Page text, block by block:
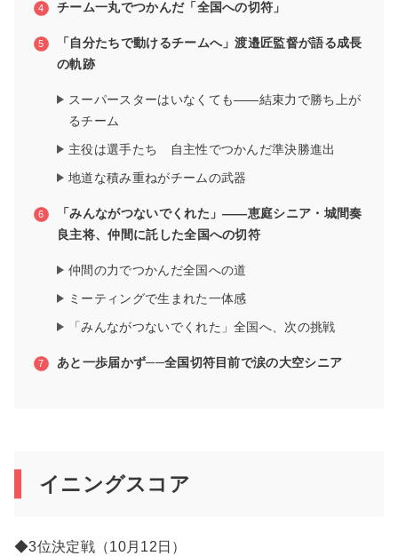
チーム一丸でつかんだ「全国への切符」
「自分たちで動けるチームへ」渡邉匠監督が語る成長
の軌跡
スーパースターはいなくても——結束力で勝ち上が
るチーム
主役は選手たち 自主性でつかんだ準決勝進出
地道な積み重ねがチームの武器
「みんながつないでくれた」——恵庭シニア・城間奏
良主将、仲間に託した全国への切符
仲間の力でつかんだ全国への道
ミーティングで生まれた一体感
「みんながつないでくれた」全国へ、次の挑戦
あと一歩届かず──全国切符目前で涙の大空シニア
イニングスコア
◆3位決定戦（10月12日）